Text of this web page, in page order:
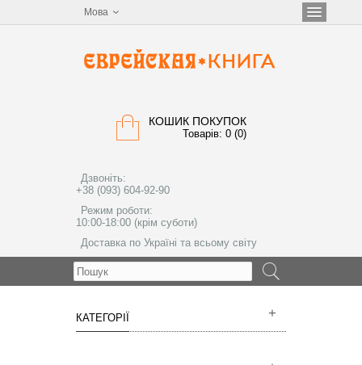
Мова
КОШИК ПОКУПОК
Товарів: 0 (0)
Дзвоніть:
+38 (093) 604-92-90
Режим роботи:
10:00-18:00 (крім суботи)
Доставка по Україні та всьому світу
КАТЕГОРІЇ